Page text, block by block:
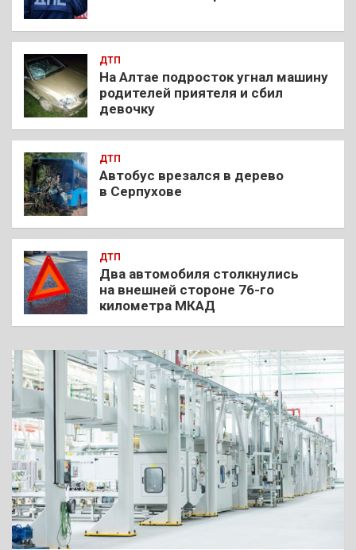
ДТП
На Алтае подросток угнал машину
родителей приятеля и сбил
девочку
ДТП
Автобус врезался в дерево
в Серпухове
ДТП
Два автомобиля столкнулись
на внешней стороне 76-го
километра МКАД